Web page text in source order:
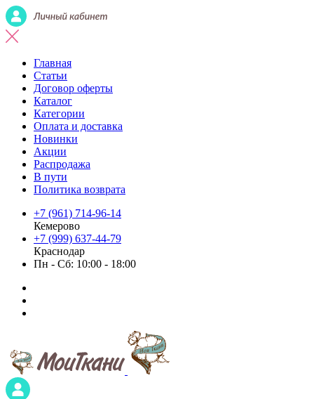
Главная
Статьи
Договор оферты
Каталог
Категории
Оплата и доставка
Новинки
Акции
Распродажа
В пути
Политика возврата
+7 (961) 714-96-14
Кемерово
+7 (999) 637-44-79
Краснодар
Пн - Сб: 10:00 - 18:00